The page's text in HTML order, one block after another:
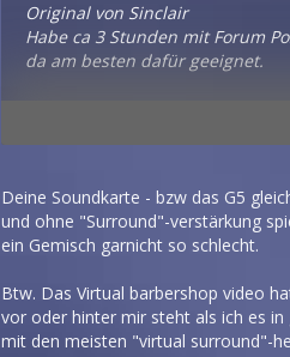
Original von Sinclair
Habe ca 3 Stunden mit Forum
da am besten dafür geeignet.
Kannst hier mal testen was mit
https://www.youtube.com/
Deine Soundkarte - bzw das G5
und ohne "Surround"-verstärkung
ein Gemisch garnicht so schlecht.
Btw. Das Virtual barbershop video
vor oder hinter mir steht als ich es
mit den meisten "virtual surround"-